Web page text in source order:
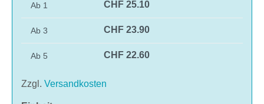
Ab 1 CHF 25.10
Ab 3 CHF 23.90
Ab 5 CHF 22.60
Zzgl. Versandkosten